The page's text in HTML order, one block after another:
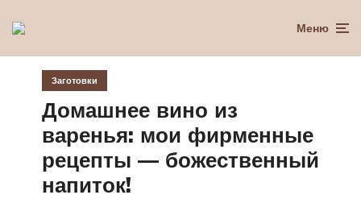
Меню
Заготовки
Домашнее вино из
варенья: мои фирменные
рецепты — божественный
напиток!